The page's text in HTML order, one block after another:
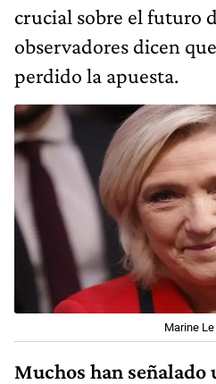
crucial sobre el futuro
observadores dicen
perdido la apuesta.
Marine Le
Muchos han señalado